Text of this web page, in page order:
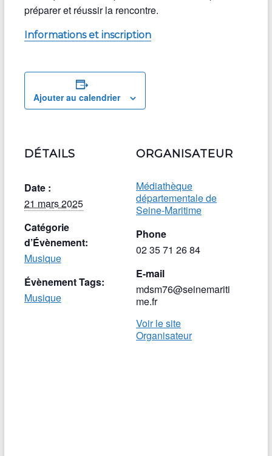
préparer et réussir la rencontre.
Informations et inscription
Ajouter au calendrier
DÉTAILS
Date :
21 mars 2025
Catégorie
d’Évènement:
Musique
Évènement Tags:
Musique
ORGANISATEUR
Médiathèque
départementale de
Seine-Maritime
Phone
02 35 71 26 84
E-mail
mdsm76@seinemariti
me.fr
Voir le site
Organisateur